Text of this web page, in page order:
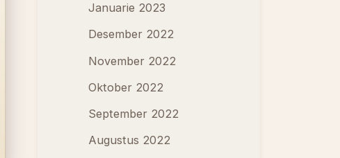
Januarie 2023
Desember 2022
November 2022
Oktober 2022
September 2022
Augustus 2022